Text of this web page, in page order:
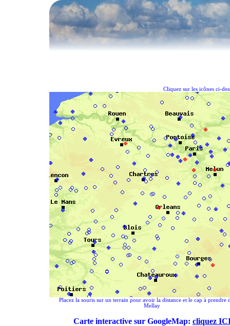
Cliquez sur les icônes ci-
Placez la souris sur un terrain pour avoir la distance et le cap à prendre
Mellay
Carte interactive sur GoogleMap: cliquez